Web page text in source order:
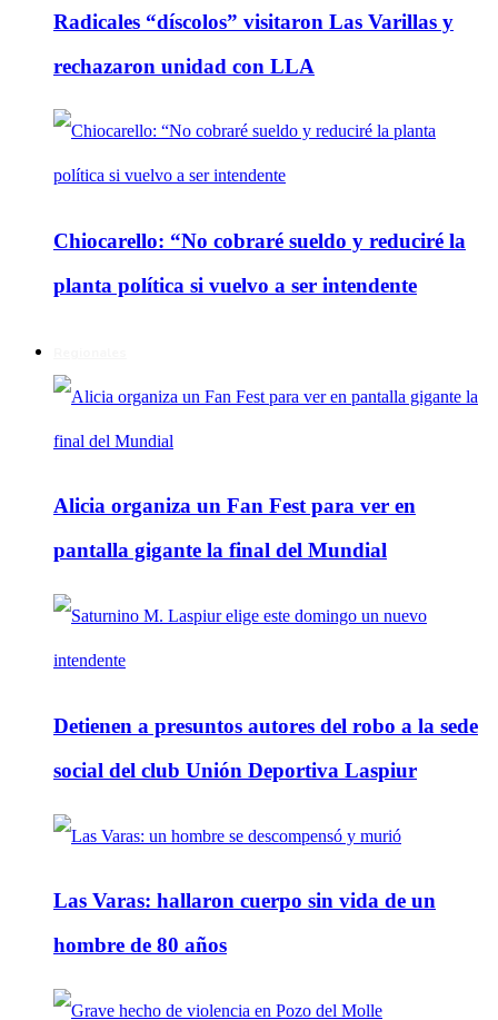
Radicales “díscolos” visitaron Las Varillas y
rechazaron unidad con LLA
Chiocarello: “No cobraré sueldo y reduciré la
planta política si vuelvo a ser intendente
Alicia organiza un Fan Fest para ver en
pantalla gigante la final del Mundial
Detienen a presuntos autores del robo a la sede
social del club Unión Deportiva Laspiur
Las Varas: hallaron cuerpo sin vida de un
hombre de 80 años